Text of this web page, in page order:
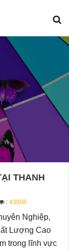
THANH
: 43006
Nghiệp,
Lượng Cao
trong lĩnh vực